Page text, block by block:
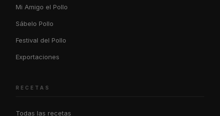
Mi Amigo el Pollo
Sábelo Pollo
Festival del Pollo
Exportaciones
RECETAS
Todas las recetas